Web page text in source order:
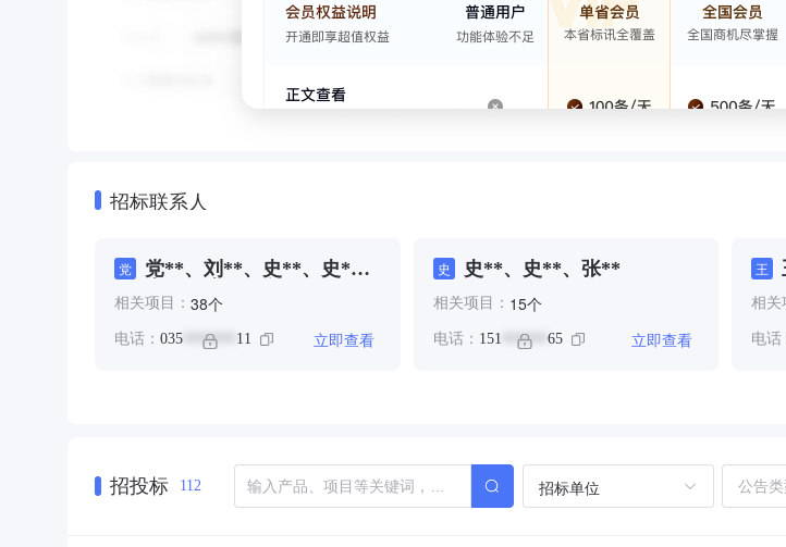
招标联系人
党
党**、刘**、史**、史*、
苏**、范**、鹏*、鹏***
相关项目： 38个
电话： 035 ******* 11 立即查看
史 史**、史**、张**
相关项目： 15个
电话： 151 ****** 65 立即查看
王
相关
电话
招投标 112 招标单位